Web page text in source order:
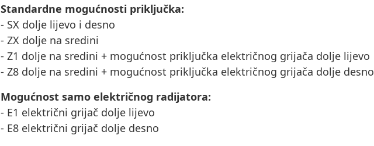
Standardne mogućnosti priključka:
- SX dolje lijevo i desno
- ZX dolje na sredini
- Z1 dolje na sredini + mogućnost priključka električnog grijača dolje lijevo
- Z8 dolje na sredini + mogućnost priključka električnog grijača dolje desno
Mogućnost samo električnog radijatora:
- E1 električni grijač dolje lijevo
- E8 električni grijač dolje desno